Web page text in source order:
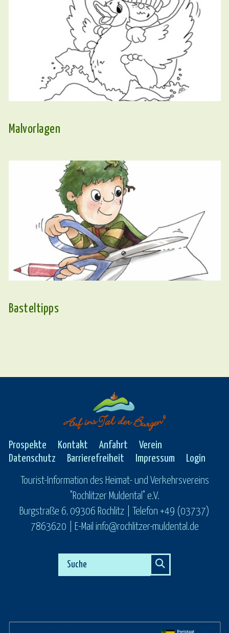
Malvorlagen
Basteltipps
Prospekte Kontakt Anfahrt
Verein
Datenschutz
Barrierefreiheit Impressum Login
Tourist-Information des Heimat- und Verkehrsvereins
"Rochlitzer Muldental" e.V.
Burgstraße 6, 09306 Rochlitz | Telefon +49 (03737)
7863620 | E-Mail info@rochlitzer-muldental.de